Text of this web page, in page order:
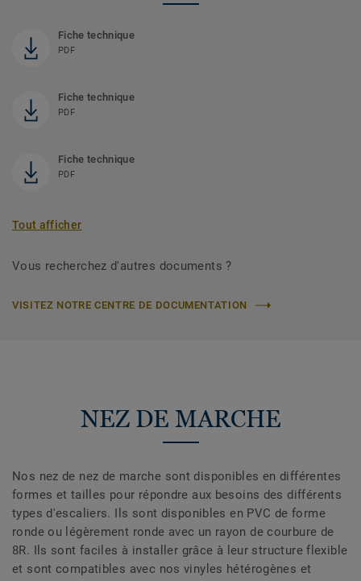
Fiche technique
PDF
Fiche technique
PDF
Fiche technique
PDF
Tout afficher
Vous recherchez d'autres documents ?
VISITEZ NOTRE CENTRE DE DOCUMENTATION
NEZ DE MARCHE
Nos nez de nez de marche sont disponibles en différentes
formes et tailles pour répondre aux besoins des différents
types d'escaliers. Ils sont disponibles en PVC de forme
ronde ou légèrement ronde avec un rayon de courbure de
8R. Ils sont faciles à installer grâce à leur structure flexible
et sont compatibles avec nos vinyles hétérogènes et